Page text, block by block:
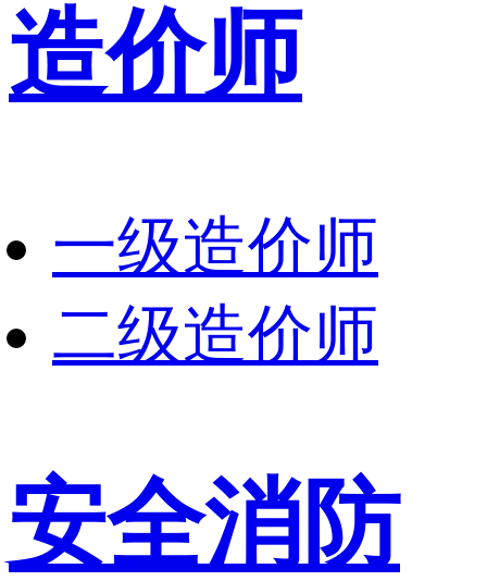
造价师
一级造价师
二级造价师
安全消防